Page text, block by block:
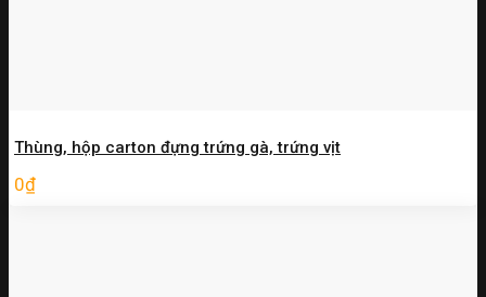
Thùng, hộp carton đựng trứng gà, trứng vịt
0₫